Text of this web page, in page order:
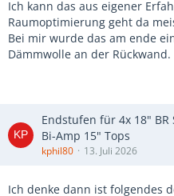
Ich kann das aus eigener
Raumoptimierung geht da
Bei mir wurde das am ende
Dämmwolle an der
Endstufen für 4x 18"
Bi-Amp 15" Tops
kphil80 13. Juli 2026
Ich denke dann ist folgendes